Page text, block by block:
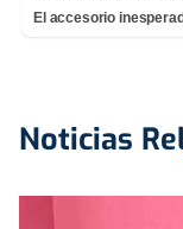
El accesorio
Noticias